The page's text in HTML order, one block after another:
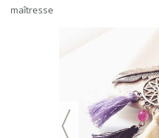
maîtresse